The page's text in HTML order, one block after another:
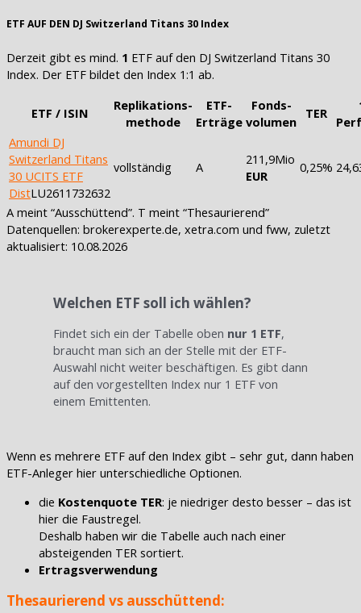
ETF AUF DEN DJ Switzerland Titans 30 Index
Derzeit gibt es mind. 1 ETF auf den DJ Switzerland Titans 30
Index. Der ETF bildet den Index 1:1 ab.
ETF / ISIN
Replikations-
methode
ETF-
Erträge
Fonds-
volumen
TER
Amundi DJ
Switzerland Titans
30 UCITS ETF
DistLU2611732632
vollständig A
211,9Mio
EUR
0,25%
A meint “Ausschüttend”. T meint “Thesaurierend”
Datenquellen: brokerexperte.de, xetra.com und fww, zuletzt
aktualisiert: 10.08.2026
Welchen ETF soll ich wählen?
Findet sich ein der Tabelle oben nur 1 ETF,
braucht man sich an der Stelle mit der ETF-
Auswahl nicht weiter beschäftigen. Es gibt dann
auf den vorgestellten Index nur 1 ETF von
einem Emittenten.
Wenn es mehrere ETF auf den Index gibt – sehr gut, dann haben
ETF-Anleger hier unterschiedliche Optionen.
die Kostenquote TER: je niedriger desto besser – das ist
hier die Faustregel.
Deshalb haben wir die Tabelle auch nach einer
absteigenden TER sortiert.
Ertragsverwendung
Thesaurierend vs ausschüttend: